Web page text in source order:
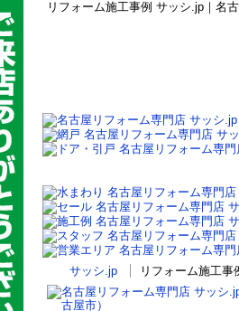
リフォーム施工事例 サッシ.jp｜名
サッシ.jp
リフォーム施工